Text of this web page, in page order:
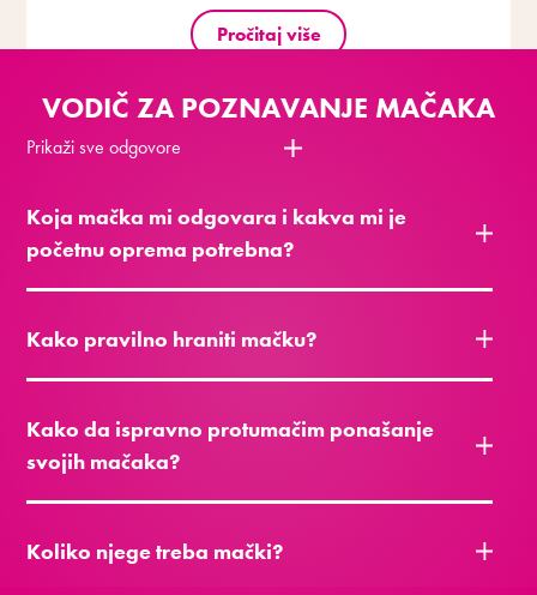
Pročitaj više
VODIČ ZA POZNAVANJE MAČAKA
Prikaži sve odgovore
Koja mačka mi odgovara i kakva mi je
početnu oprema potrebna?
Kako pravilno hraniti mačku?
Kako da ispravno protumačim ponašanje
svojih mačaka?
Koliko njege treba mački?